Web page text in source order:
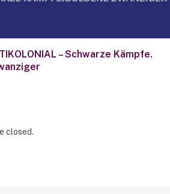
– Schwarze Kämpfe.
closed.